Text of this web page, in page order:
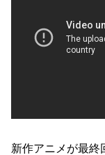
新作アニメが最終